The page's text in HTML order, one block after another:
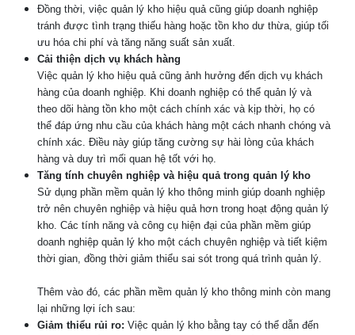
Đồng thời, việc quản lý kho hiệu quả cũng giúp doanh nghiệp
tránh được tình trạng thiếu hàng hoặc tồn kho dư thừa, giúp tối
ưu hóa chi phí và tăng năng suất sản xuất.
Cải thiện dịch vụ khách hàng
Việc quản lý kho hiệu quả cũng ảnh hưởng đến dịch vụ khách
hàng của doanh nghiệp. Khi doanh nghiệp có thể quản lý và
theo dõi hàng tồn kho một cách chính xác và kịp thời, họ có
thể đáp ứng nhu cầu của khách hàng một cách nhanh chóng và
chính xác. Điều này giúp tăng cường sự hài lòng của khách
hàng và duy trì mối quan hệ tốt với họ.
Tăng tính chuyên nghiệp và hiệu quả trong quản lý kho
Sử dụng phần mềm quản lý kho thông minh giúp doanh nghiệp
trở nên chuyên nghiệp và hiệu quả hơn trong hoạt động quản lý
kho. Các tính năng và công cụ hiện đại của phần mềm giúp
doanh nghiệp quản lý kho một cách chuyên nghiệp và tiết kiệm
thời gian, đồng thời giảm thiểu sai sót trong quá trình quản lý.
Thêm vào đó, các phần mềm quản lý kho thông minh còn mang
lại những lợi ích sau:
Giảm thiểu rủi ro: Việc quản lý kho bằng tay có thể dẫn đến